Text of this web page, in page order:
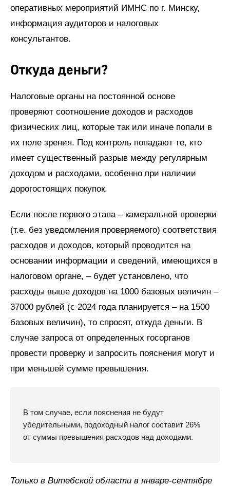
оперативных мероприятий ИМНС по г. Минску,
информация аудиторов и налоговых
консультантов.
Откуда деньги?
Налоговые органы на постоянной основе
проверяют соотношение доходов и расходов
физических лиц, которые так или иначе попали в
их поле зрения. Под контроль попадают те, кто
имеет существенный разрыв между регулярным
доходом и расходами, особенно при наличии
дорогостоящих покупок.
Если после первого этапа – камеральной проверки
(т.е. без уведомления проверяемого) соответствия
расходов и доходов, который проводится на
основании информации и сведений, имеющихся в
налоговом органе, – будет установлено, что
расходы выше доходов на 1000 базовых величин –
37000 рублей (с 2024 года планируется – на 1500
базовых величин), то спросят, откуда деньги. В
случае запроса от определенных госорганов
провести проверку и запросить пояснения могут и
при меньшей сумме превышения.
В том случае, если пояснения не будут
убедительными, подоходный налог составит 26%
от суммы превышения расходов над доходами.
Только в Витебской области в январе-сентябре